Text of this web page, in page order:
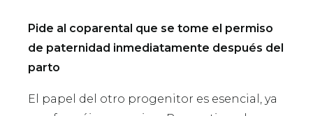
Pide al coparental que se tome el permiso
de paternidad inmediatamente después del
parto
El papel del otro progenitor es esencial, ya